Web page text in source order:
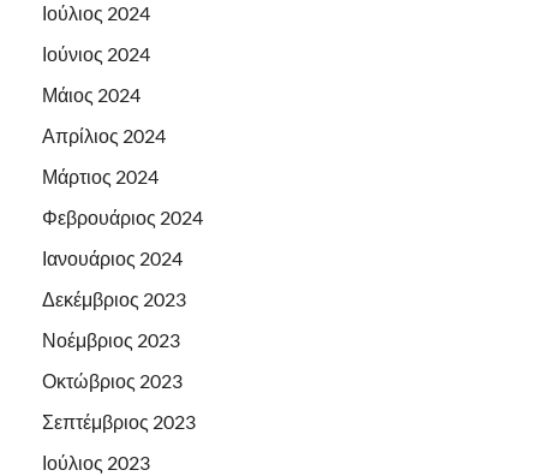
Ιούλιος 2024
Ιούνιος 2024
Μάιος 2024
Απρίλιος 2024
Μάρτιος 2024
Φεβρουάριος 2024
Ιανουάριος 2024
Δεκέμβριος 2023
Νοέμβριος 2023
Οκτώβριος 2023
Σεπτέμβριος 2023
Ιούλιος 2023